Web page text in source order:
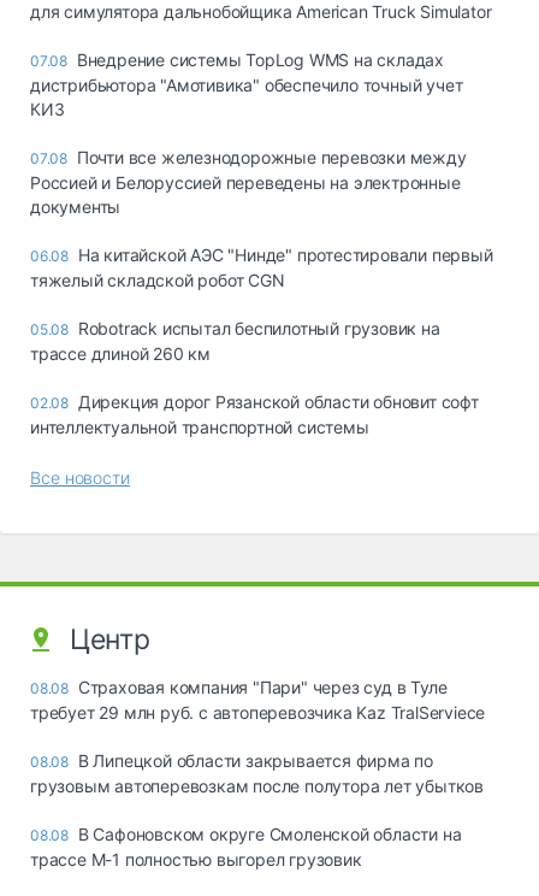
для симулятора дальнобойщика American Truck Simulator
07.08 Внедрение системы TopLog WMS на складах
дистрибьютора "Амотивика" обеспечило точный учет
КИЗ
07.08 Почти все железнодорожные перевозки между
Россией и Белоруссией переведены на электронные
документы
06.08 На китайской АЭС "Нинде" протестировали первый
тяжелый складской робот CGN
05.08 Robotrack испытал беспилотный грузовик на
трассе длиной 260 км
02.08 Дирекция дорог Рязанской области обновит софт
интеллектуальной транспортной системы
Все новости
Центр
08.08 Страховая компания "Пари" через суд в Туле
требует 29 млн руб. с автоперевозчика Kaz TralServiece
08.08 В Липецкой области закрывается фирма по
грузовым автоперевозкам после полутора лет убытков
08.08 В Сафоновском округе Смоленской области на
трассе М-1 полностью выгорел грузовик